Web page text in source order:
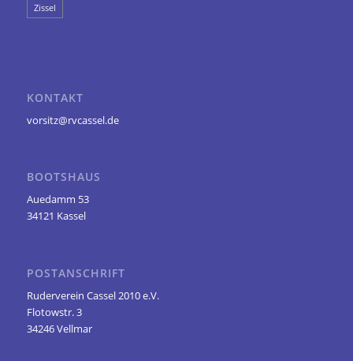
Zissel
KONTAKT
vorsitz@rvcassel.de
BOOTSHAUS
Auedamm 53
34121 Kassel
POSTANSCHRIFT
Ruderverein Cassel 2010 e.V.
Flotowstr. 3
34246 Vellmar